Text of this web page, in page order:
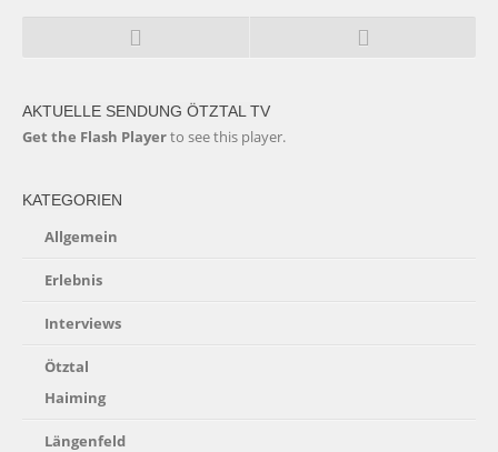
AKTUELLE SENDUNG ÖTZTAL TV
Get the Flash Playerto see this player.
KATEGORIEN
Allgemein
Erlebnis
Interviews
Ötztal
Haiming
Längenfeld